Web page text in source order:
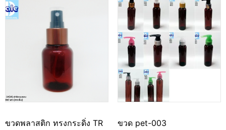
ขวดพลาสติก ทรงกระดิ่ง TR
ขวด pet-003